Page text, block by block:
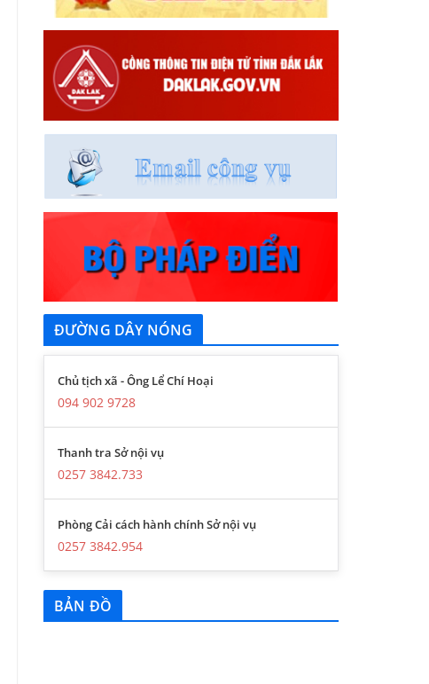
ĐƯỜNG DÂY NÓNG
Chủ tịch xã - Ông Lể Chí Hoại
094 902 9728
Thanh tra Sở nội vụ
0257 3842.733
Phòng Cải cách hành chính Sở nội vụ
0257 3842.954
BẢN ĐỒ